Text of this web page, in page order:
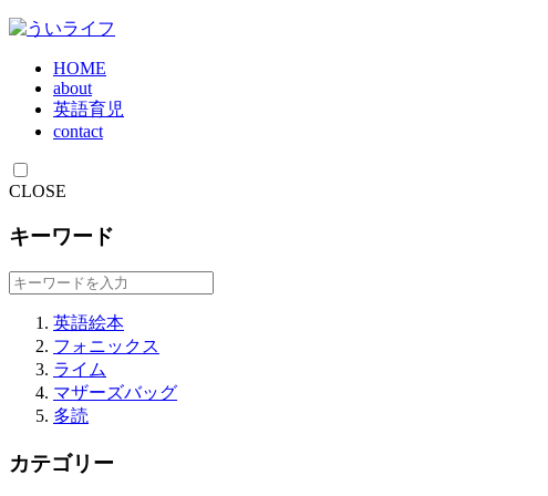
HOME
about
英語育児
contact
CLOSE
キーワード
英語絵本
フォニックス
ライム
マザーズバッグ
多読
カテゴリー